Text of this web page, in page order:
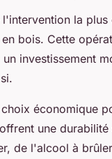
la
bois. Cette
un investissement
économique
une
de l'alcool à